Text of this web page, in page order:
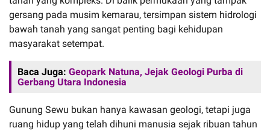
gersang pada musim kemarau, tersimpan sistem hidrologi
bawah tanah yang sangat penting bagi kehidupan
masyarakat setempat.
Baca Juga: Geopark Natuna, Jejak Geologi Purba di
Gerbang Utara Indonesia
Gunung Sewu bukan hanya kawasan geologi, tetapi juga
ruang hidup yang telah dihuni manusia sejak ribuan tahun